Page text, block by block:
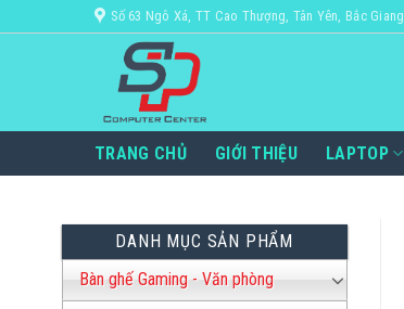
qua
Số 63 Ngô Xá, TT Cao Thượng, Tân Yên, Bắc Giang
TRANG CHỦ GIỚI THIỆU LAPTOP
DANH MỤC SẢN PHẨM
Bàn ghế Gaming - Văn phòng